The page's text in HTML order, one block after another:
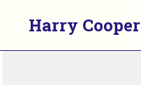
Harry Cooper